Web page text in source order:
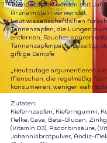
Tannenzapfen werden seit
Arzneimitteln verwendet.
Laut wissenschaftlichen
Tannenzapfen, die Lungen zu
entfernen, Raucher spüren
Tannenzapfenpaste beseitigt
giftige Dämpfe
„Heutzutage argumentieren
Menschen, die regelmäßig
konsumieren, weniger
Zutaten:
Kiefernzapfen, Kieferngummi,
Nelke, Cava, Beta-Glucan,
(Vitamin D3), Ascorbinsäure,
Johannisbrotpulver, Andiz-